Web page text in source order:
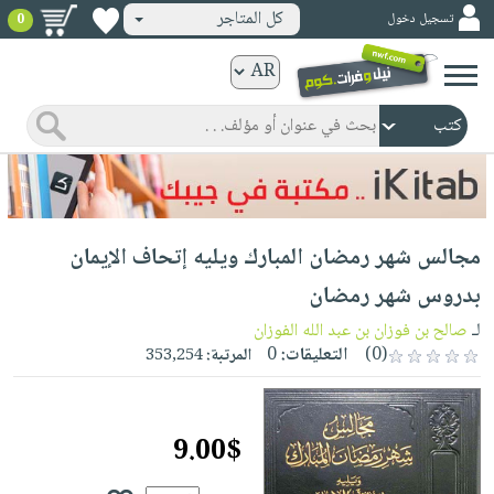
ورقية
المواضيع
صدر
حديثاً
الأكثر
مبيعاً
جوائز
شحن
مخفض
عروض
خاصة
صفحات
مشوقة
كتب
الكترونية
الرئيسية
صدر
حديثاً
الأكثر
مبيعاً
كتب
مجانية
صوتية
الصفحة
الرئيسية
masmu3
بلا
حدود
أطفال
وناشئة
الصفحةوسائل
تسجيل دخول كل المتاجر 0
مجالس شهر رمضان المبارك ويليه إتحاف الإيمان
بدروس شهر رمضان
لـصالح بن فوزان بن عبد الله الفوزان
(0)
التعليقات:0 المرتبة:353,254
9.00$